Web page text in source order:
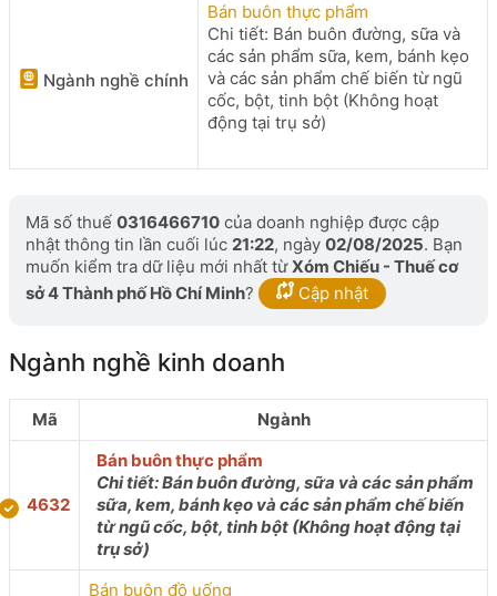
Ngành nghề chính
Bán buôn thực phẩm
Chi tiết: Bán buôn đường, sữa và
các sản phẩm sữa, kem, bánh kẹo
và các sản phẩm chế biến từ ngũ
cốc, bột, tinh bột (Không hoạt
động tại trụ sở)
Mã số thuế 0316466710 của doanh nghiệp được cập
nhật thông tin lần cuối lúc 21:22, ngày 02/08/2025. Bạn
muốn kiểm tra dữ liệu mới nhất từXóm Chiếu - Thuế cơ
sở 4 Thành phố Hồ Chí Minh? Cập nhật
Ngành nghề kinh doanh
Mã Ngành
4632
Bán buôn thực phẩm
Chi tiết: Bán buôn đường, sữa và các sản phẩm
sữa, kem, bánh kẹo và các sản phẩm chế biến
từ ngũ cốc, bột, tinh bột (Không hoạt động tại
trụ sở)
Bán buôn đồ uống